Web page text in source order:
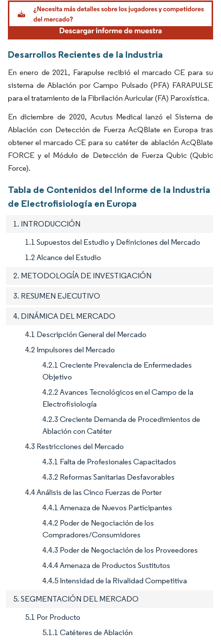
Imagen © Mordor Intelligence. El uso requiere atribución según CC BY 4.0.
Desarrollos Recientes de la Industria
En enero de 2021, Farapulse recibió el marcado CE para su
sistema de Ablación por Campo Pulsado (PFA) FARAPULSE
para el tratamiento de la Fibrilación Auricular (FA) Paroxística.
En diciembre de 2020, Acutus Medical lanzó el Sistema de
Ablación con Detección de Fuerza AcQBlate en Europa tras
obtener el marcado CE para su catéter de ablación AcQBlate
FORCE y el Módulo de Detección de Fuerza Qubic (Qubic
Force).
Tabla de Contenidos del Informe de la Industria
de Electrofisiología en Europa
1. INTRODUCCIÓN
1.1 Supuestos del Estudio y Definiciones del Mercado
1.2 Alcance del Estudio
2. METODOLOGÍA DE INVESTIGACIÓN
3. RESUMEN EJECUTIVO
4. DINÁMICA DEL MERCADO
4.1 Descripción General del Mercado
4.2 Impulsores del Mercado
4.2.1 Creciente Prevalencia de Enfermedades
Objetivo
4.2.2 Avances Tecnológicos en el Campo de la
Electrofisiología
4.2.3 Creciente Demanda de Procedimientos de
Ablación con Catéter
4.3 Restricciones del Mercado
4.3.1 Falta de Profesionales Capacitados
4.3.2 Reformas Sanitarias Desfavorables
4.4 Análisis de las Cinco Fuerzas de Porter
4.4.1 Amenaza de Nuevos Participantes
4.4.2 Poder de Negociación de los
Compradores/Consumidores
4.4.3 Poder de Negociación de los Proveedores
4.4.4 Amenaza de Productos Sustitutos
4.4.5 Intensidad de la Rivalidad Competitiva
5. SEGMENTACIÓN DEL MERCADO
5.1 Por Producto
5.1.1 Catéteres de Ablación